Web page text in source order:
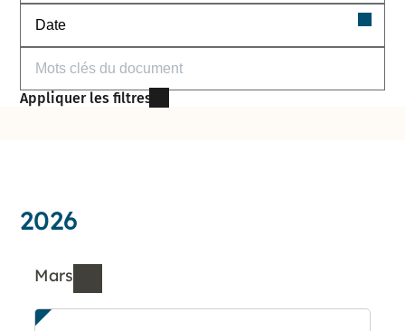
Filtrer par date
Filtrer par mots-clés
Appliquer les filtres
2026
Mars
Ressources de Mars 2026